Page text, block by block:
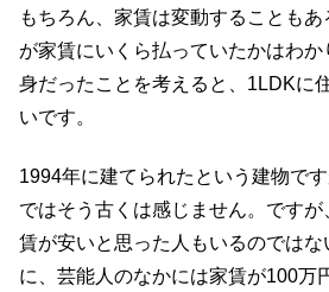
もちろん、家賃は変動することも
が家賃にいくら払っていたかはわ
身だったことを考えると、1LDKに
いです。
1994年に建てられたという建物で
ではそう古くは感じません。です
賃が安いと思った人もいるのでは
に、芸能人のなかには家賃が100万